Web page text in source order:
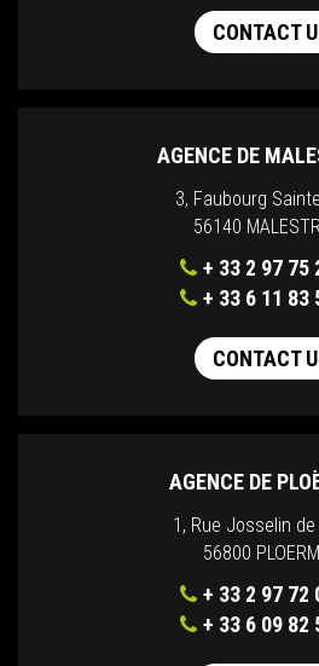
CONTACT
AGENCE DE
3, Faubourg
56140
+ 33 2 97 75
+ 33 6 11 83
CONTACT
AGENCE DE
1, Rue Josselin de
56800
+ 33 2 97 72
+ 33 6 09 82